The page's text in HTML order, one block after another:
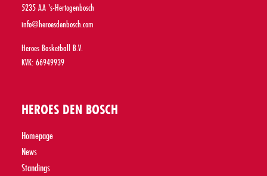
5235 AA 's-Hertogenbosch
info@heroesdenbosch.com
Heroes Basketball B.V.
KVK: 66949939
HEROES DEN BOSCH
Homepage
News
Standings